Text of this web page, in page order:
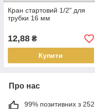
Кран стартовий 1/2" для
трубки 16 мм
12,88 ₴
Купити
Про нас
99% позитивних з 252